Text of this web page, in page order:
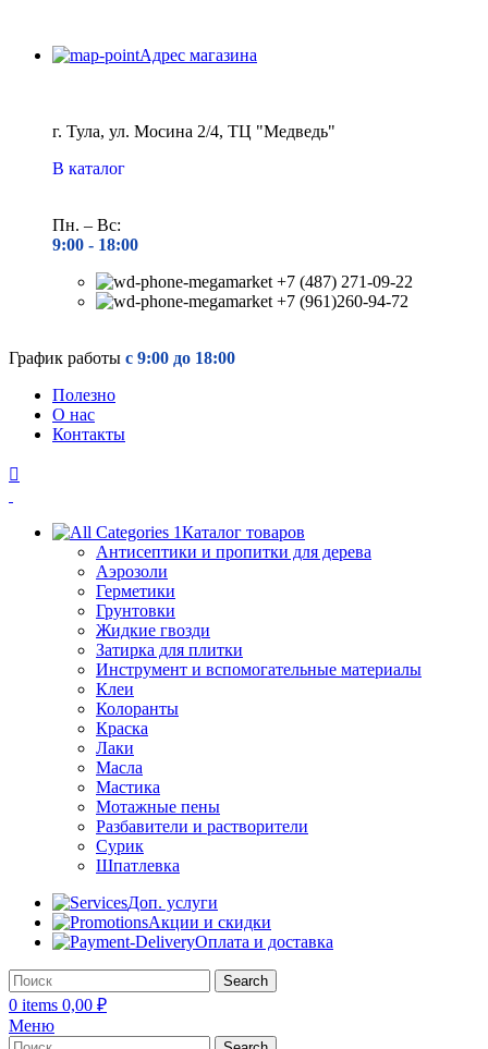
Адрес магазина
г. Тула, ул. Мосина 2/4, ТЦ "Медведь"
В каталог
Пн. – Вс:
9:00 - 18:00
+7 (487) 271-09-22
+7 (961)260-94-72
График работы с 9:00 до 18:00
Полезно
О нас
Контакты
Каталог товаров
Антисептики и пропитки для дерева
Аэрозоли
Герметики
Грунтовки
Жидкие гвозди
Затирка для плитки
Инструмент и вспомогательные материалы
Клеи
Колоранты
Краска
Лаки
Масла
Мастика
Мотажные пены
Разбавители и растворители
Сурик
Шпатлевка
Доп. услуги
Акции и скидки
Оплата и доставка
Search
0 items 0,00 ₽
Меню